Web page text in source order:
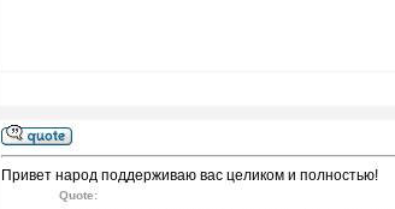
Привет народ поддерживаю вас целиком и полностью!
Quote: